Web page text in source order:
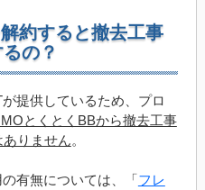
約すると撤去工事
の？
提供しているため、プロ
とくとくBBから撤去工事
りません。
有無については、「フレ